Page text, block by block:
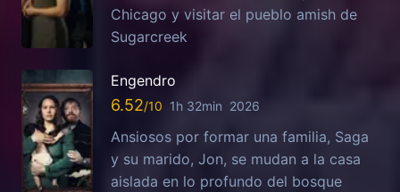
Chicago y visitar el pueblo amish de
Sugarcreek
Engendro
6.52 1h 32min 2026
Ansiosos por formar una familia, Saga
y su marido, Jon, se mudan a la casa
aislada en lo profundo del bosque